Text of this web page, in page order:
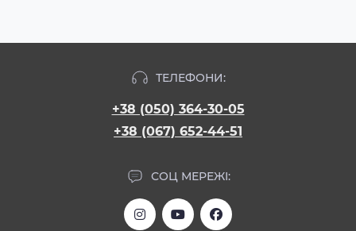
ТЕЛЕФОНИ:
+38 (050) 364-30-05
+38 (067) 652-44-51
СОЦ МЕРЕЖІ: